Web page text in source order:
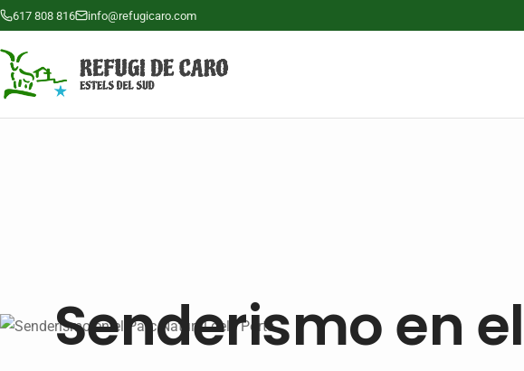
617 808 816 info@refugicaro.com
Senderismo en